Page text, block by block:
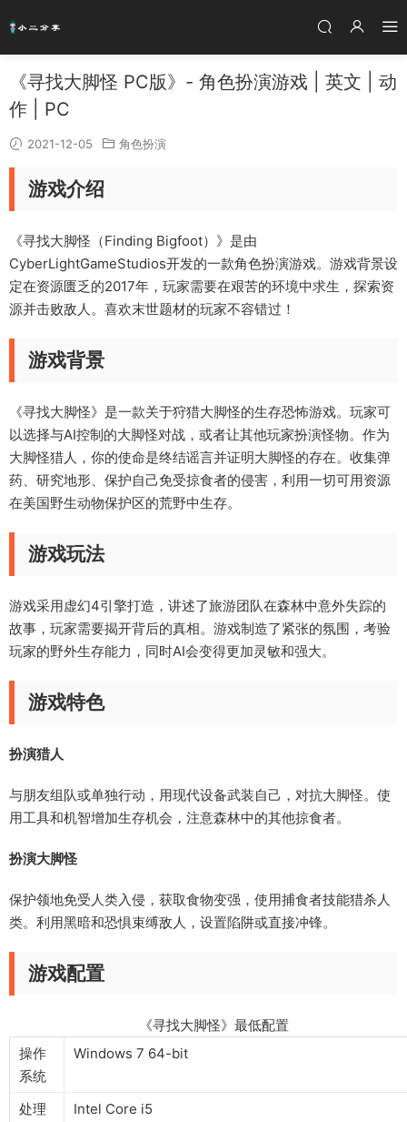
《寻找大脚怪 PC版》- 角色扮演游戏 | 英文 | 动
作 | PC
2021-12-05 角色扮演
游戏介绍
《寻找大脚怪（Finding Bigfoot）》是由
CyberLightGameStudios开发的一款角色扮演游戏。游戏背景设
定在资源匮乏的2017年，玩家需要在艰苦的环境中求生，探索资
源并击败敌人。喜欢末世题材的玩家不容错过！
游戏背景
《寻找大脚怪》是一款关于狩猎大脚怪的生存恐怖游戏。玩家可
以选择与AI控制的大脚怪对战，或者让其他玩家扮演怪物。作为
大脚怪猎人，你的使命是终结谣言并证明大脚怪的存在。收集弹
药、研究地形、保护自己免受掠食者的侵害，利用一切可用资源
在美国野生动物保护区的荒野中生存。
游戏玩法
游戏采用虚幻4引擎打造，讲述了旅游团队在森林中意外失踪的
故事，玩家需要揭开背后的真相。游戏制造了紧张的氛围，考验
玩家的野外生存能力，同时AI会变得更加灵敏和强大。
游戏特色
扮演猎人
与朋友组队或单独行动，用现代设备武装自己，对抗大脚怪。使
用工具和机智增加生存机会，注意森林中的其他掠食者。
扮演大脚怪
保护领地免受人类入侵，获取食物变强，使用捕食者技能猎杀人
类。利用黑暗和恐惧束缚敌人，设置陷阱或直接冲锋。
游戏配置
《寻找大脚怪》最低配置
操作
系统
Windows 7 64-bit
处理
Intel Core i5